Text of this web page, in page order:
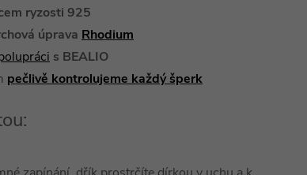
ryzosti 925
úprava Rhodium
s BEALIO
pečlivě kontrolujeme každý šperk